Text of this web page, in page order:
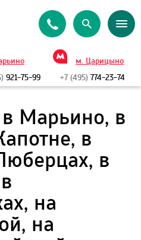
921-75-99
м. Царицыно
+7 (495) 774-23-74
Марьино, в
в
в
на
на